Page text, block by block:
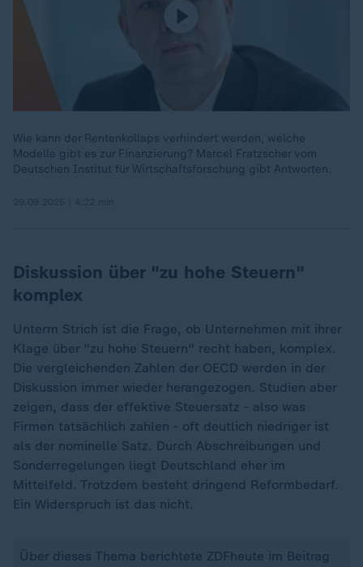
Wie kann der Rentenkollaps verhindert werden, welche
Modelle gibt es zur Finanzierung? Marcel Fratzscher vom
Deutschen Institut für Wirtschaftsforschung gibt Antworten.
Diskussion über "zu hohe Steuern"
komplex
Unterm Strich ist die Frage, ob Unternehmen mit ihrer
Klage über "zu hohe Steuern" recht haben, komplex.
Die vergleichenden Zahlen der OECD werden in der
Diskussion immer wieder herangezogen. Studien aber
zeigen, dass der effektive Steuersatz - also was
Firmen tatsächlich zahlen - oft deutlich niedriger ist
als der nominelle Satz. Durch Abschreibungen und
Sonderregelungen liegt Deutschland eher im
Mittelfeld. Trotzdem besteht dringend Reformbedarf.
Ein Widerspruch ist das nicht.
Über dieses Thema berichtete ZDFheute im Beitrag